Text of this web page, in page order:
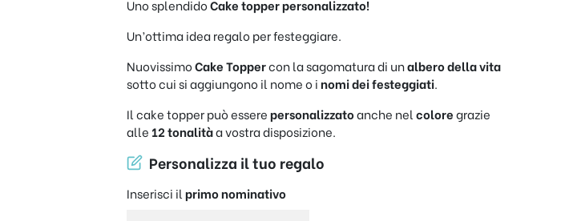
Uno splendidoCake topperpersonalizzato!
Un’ottima idea regalo per festeggiare.
NuovissimoCake Toppercon la sagomatura di unalbero della vita
sotto cui si aggiungono il nome o inomi dei festeggiati.
Il cake topper può esserepersonalizzatoanche nelcoloregrazie
alle 12 tonalitàa vostra disposizione.
Personalizza il tuo regalo
Inserisci ilprimo nominativo